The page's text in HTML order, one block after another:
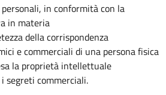
in conformità con la
in materia
della corrispondenza
e commerciali di una persona fisica
la proprietà intellettuale
segreti commerciali.